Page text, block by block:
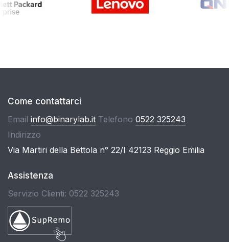
Come contattarci
Email info@binarylab.it Telefono 0522 325243
Indirizzo
Via Martiri della Bettola n° 22/I 42123 Reggio Emilia
Assistenza
Servizio Clienti: 0522 325243